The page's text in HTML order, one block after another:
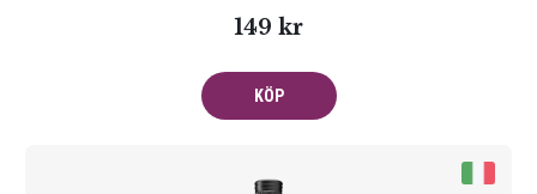
149 kr
KÖP